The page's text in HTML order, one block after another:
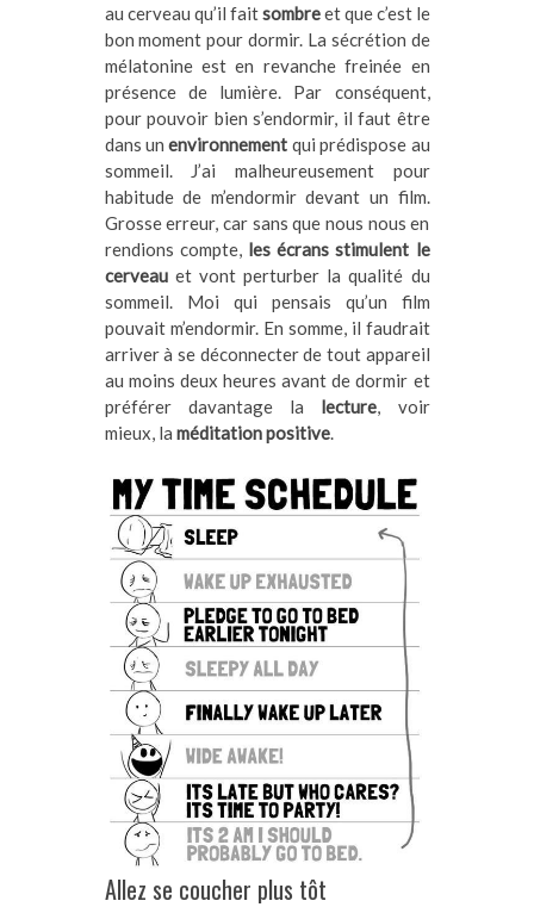
au cerveau qu’il faitsombreet que c’est le
bon moment pour dormir. La sécrétion de
mélatonine est en revanche freinée en
présence de lumière. Par conséquent,
pour pouvoir bien s’endormir, il faut être
dans unenvironnement qui prédispose au
sommeil. J’ai malheureusement pour
habitude de m’endormir devant un film.
Grosse erreur, car sans que nous nous en
rendions compte, les écrans stimulent le
cerveauet vont perturber la qualité du
sommeil. Moi qui pensais qu’un film
pouvait m’endormir. En somme, il faudrait
arriver à se déconnecter de tout appareil
au moins deux heures avant de dormir et
préférer davantage la lecture, voir
mieux, la méditation positive.
Allez se coucher plus tôt